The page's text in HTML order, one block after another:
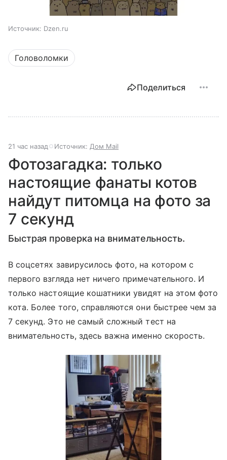
Источник: Dzen.ru
Головоломки
Поделиться
21 час назад Источник: Дом Mail
Фотозагадка: только
настоящие фанаты котов
найдут питомца на фото за
7 секунд
Быстрая проверка на внимательность.
В соцсетях завирусилось фото, на котором с
первого взгляда нет ничего примечательного. И
только настоящие кошатники увидят на этом фото
кота. Более того, справляются они быстрее чем за
7 секунд. Это не самый сложный тест на
внимательность, здесь важна именно скорость.